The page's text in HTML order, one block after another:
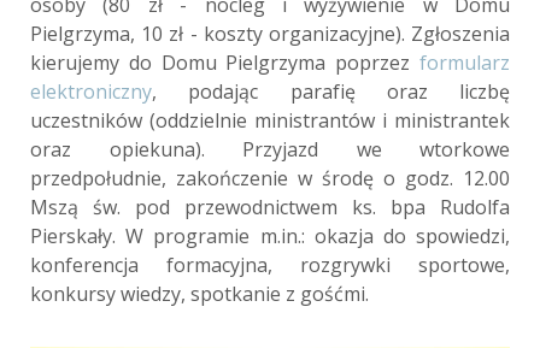
Pielgrzyma, 10 zł - koszty organizacyjne). Zgłoszenia
kierujemy do Domu Pielgrzyma poprzez formularz
elektroniczny, podając parafię oraz liczbę
uczestników (oddzielnie ministrantów i ministrantek
oraz opiekuna). Przyjazd we wtorkowe
przedpołudnie, zakończenie w środę o godz. 12.00
Mszą św. pod przewodnictwem ks. bpa Rudolfa
Pierskały. W programie m.in.: okazja do spowiedzi,
konferencja formacyjna, rozgrywki sportowe,
konkursy wiedzy, spotkanie z gośćmi.